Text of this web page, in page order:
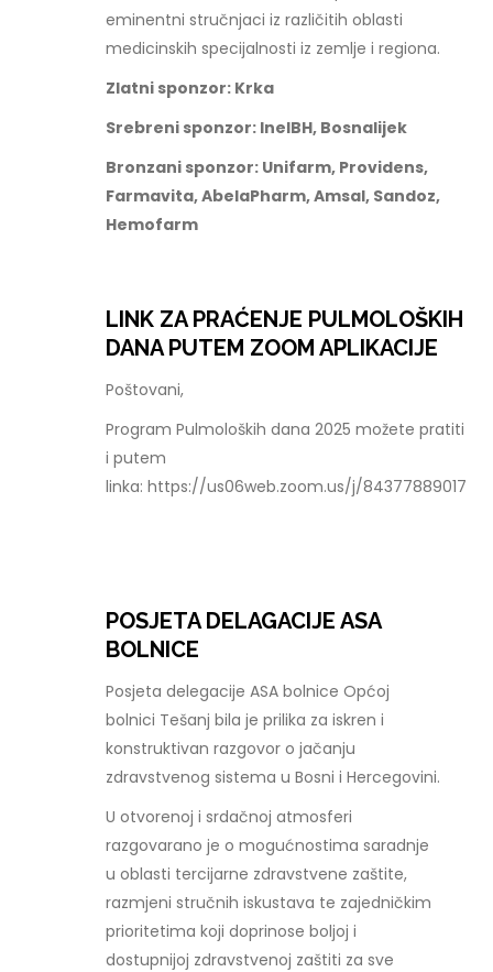
eminentni stručnjaci iz različitih oblasti
medicinskih specijalnosti iz zemlje i regiona.
Zlatni sponzor: Krka
Srebreni sponzor: InelBH, Bosnalijek
Bronzani sponzor: Unifarm, Providens,
Farmavita, AbelaPharm, Amsal, Sandoz,
Hemofarm
LINK ZA PRAĆENJE PULMOLOŠKIH
DANA PUTEM ZOOM APLIKACIJE
Poštovani,
Program Pulmoloških dana 2025 možete pratiti
i putem
linka: https://us06web.zoom.us/j/84377889017
POSJETA DELAGACIJE ASA
BOLNICE
Posjeta delegacije ASA bolnice Općoj
bolnici Tešanj bila je prilika za iskren i
konstruktivan razgovor o jačanju
zdravstvenog sistema u Bosni i Hercegovini.
U otvorenoj i srdačnoj atmosferi
razgovarano je o mogućnostima saradnje
u oblasti tercijarne zdravstvene zaštite,
razmjeni stručnih iskustava te zajedničkim
prioritetima koji doprinose boljoj i
dostupnijoj zdravstvenoj zaštiti za sve